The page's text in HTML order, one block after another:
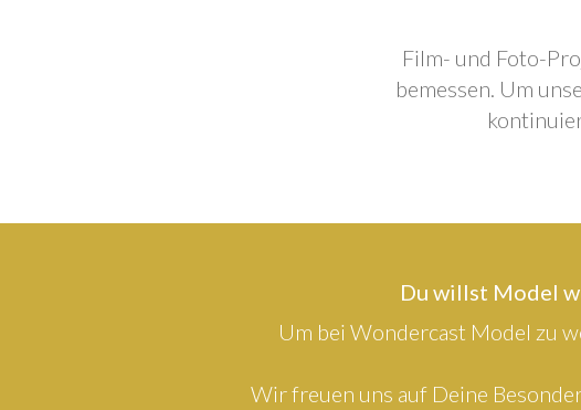
Film- und Foto-
bemessen. Um
Du willst Model
Um bei Wondercast Model zu
Wir freuen uns auf Deine